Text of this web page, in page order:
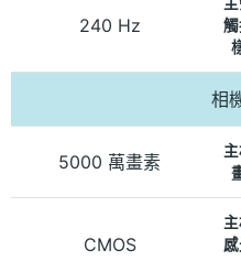
240 Hz
相
5000 萬畫素
CMOS